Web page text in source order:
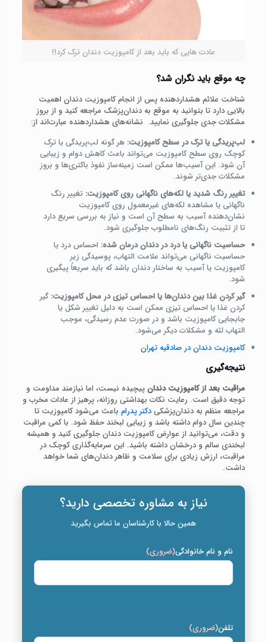
عادت هایی که باید بعد از کامپوزیت دندان ترک کرد!!
چه موقع باید نگران شد؟
شناخت علائم هشداردهنده پس از انجام کامپوزیت دندان اهمیت
بالایی دارد تا بتوانید به موقع به دندان‌پزشک مراجعه کنید و از بروز
مشکلات جدی جلوگیری نمایید. نشانه‌های هشداردهنده عبارت‌اند از:
لب‌پریدگی یا ترک در سطح کامپوزیت: هر گونه لب‌پریدگی یا ترک
کوچک روی سطح کامپوزیت می‌تواند باعث کاهش دوام و زیبایی
آن شود. این آسیب‌ها ممکن است زمینه‌ساز نفوذ باکتری‌ها و بروز
مشکلات جدی‌تر شوند.
تغییر رنگ شدید یا لکه‌های ناگهانی روی کامپوزیت: تغییر رنگ
ناگهانی یا مشاهده لکه‌های غیرمعمول روی کامپوزیت
نشان‌دهنده آسیب به سطح آن است و نیاز به بررسی سریع دارد
تا از تثبیت رنگ‌های نامطلوب جلوگیری شود.
حساسیت ناگهانی یا درد در دندان درمان شده: احساس درد یا
حساسیت ناگهانی می‌تواند علامت التهاب، پوسیدگی زیر
کامپوزیت یا آسیب به ساختار دندان باشد که باید سریعاً پیگیری
شود.
گیر کردن غذا بین دندان‌ها یا احساس تیزی در محل کامپوزیت: گیر
کردن غذا یا احساس تیزی ممکن است به دلیل تغییر شکل یا
جابجایی کامپوزیت باشد و در صورت عدم رسیدگی، موجب
التهاب لثه و مشکلات دیگر می‌شود.
کامپوزیت دندان در صادقیه تهران
نتیجه‌گیری
مراقبت بعد از کامپوزیت دندانپیچیده نیست، اما نیازمند مداومت و
توجه دقیق است. رعایت نکات بهداشتی روزانه، پرهیز از عادات مخرب و
مراجعه منظم به دندان‌پزشکیدکتر پدرامباعث می‌شود کامپوزیت تا
چندین سال دوام داشته باشد و زیبایی لبخند حفظ شود. با کمی مراقبت
و دقت، می‌توانید از عوارض کامپوزیت دندان جلوگیری کنید و همیشه
لبخندی سالم و درخشان داشته باشید. این سرمایه‌گذاری کوچک در
مراقبت، ارزش زیادی برای سلامت و ظاهر دندان‌های شما خواهد
داشت.
نیاز به مشاوره تخصصی دارید؟
همین حالا با کارشناسان ما تماس بگیرید
نام و نام خانوادگی(ضروری)
تلفن(ضروری)